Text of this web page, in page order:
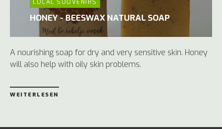
LOCAL SOUVENIRS
HONEY - BEESWAX NATURAL SOAP
A nourishing soap for dry and very sensitive skin. Honey
will also help with oily skin problems.
WEITERLESEN